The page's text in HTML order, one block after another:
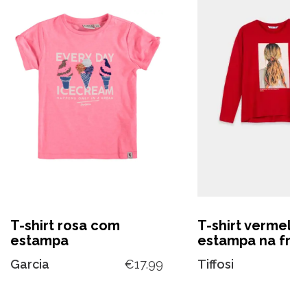
T-shirt rosa com
estampa
Garcia €17.99
T-shirt
estampa na
Tiffosi